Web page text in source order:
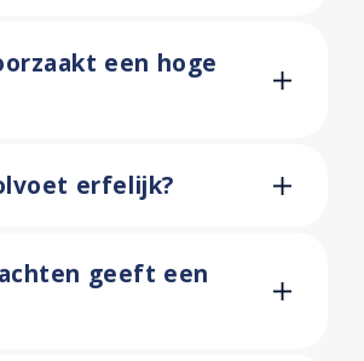
een hoge
erfelijk?
geeft een